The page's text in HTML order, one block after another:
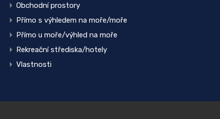
Obchodní prostory
Přímo s výhledem na moře/moře
Přímo u moře/výhled na moře
Rekreační střediska/hotely
Vlastnosti